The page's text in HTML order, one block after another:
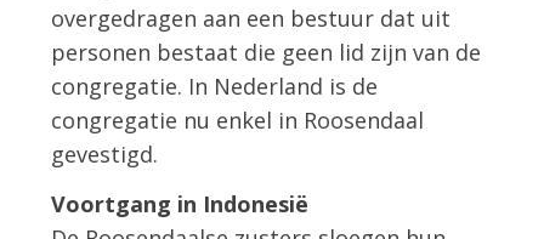
overgedragen aan een bestuur dat uit
personen bestaat die geen lid zijn van de
congregatie. In Nederland is de
congregatie nu enkel in Roosendaal
gevestigd.
Voortgang in Indonesië